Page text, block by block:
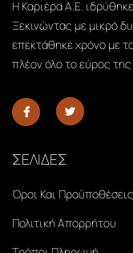
Η Καριέρα Α.Ε.
Ξεκινώντας με μικρό
επεκτάθηκε χρόνο με
πλέον όλο το εύρος
ΣΕΛΙΔΕΣ
Όροι Και Προϋποθέσεις
Πολιτική Απορρήτου